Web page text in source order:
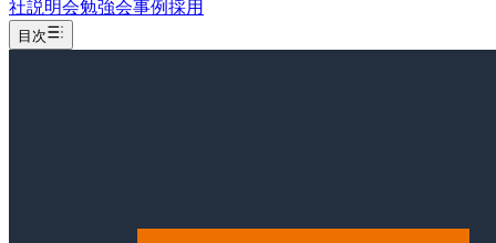
社説明会勉強会事例採用
目次